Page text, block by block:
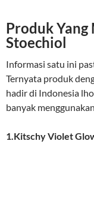
Produk
Stoechiol
Informasi satu ini
Ternyata produk
hadir di Indonesia
banyak
1.Kitschy Violet